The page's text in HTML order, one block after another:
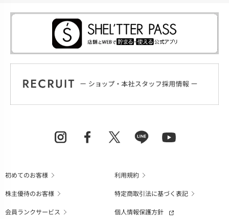
初めてのお客様
利用規約
株主優待のお客様
特定商取引法に基づく表記
会員ランクサービス
個人情報保護方針